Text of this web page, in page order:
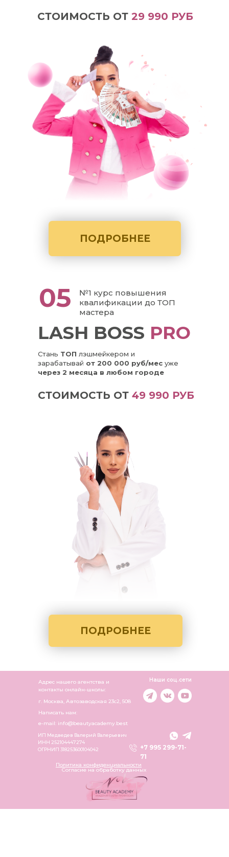
ПОДРОБНЕЕ
СТОИМОСТЬ ОТ 29 990 РУБ
ПОДРОБНЕЕ
LASH BOSS PRO
№1 курс повышения
квалификации до ТОП
мастера
СТОИМОСТЬ ОТ 49 990 РУБ
05
Стань ТОП лэшмейкером и
зарабатывай от 200 000 руб/мес уже
через 2 месяца в любом городе
Адрес нашего агентства и
контакты онлайн-школы:
г. Москва, Автозаводская 23c2, 508
Написать нам:
e-mail: info@beautyacademy.best
Политика конфиденциальности
Согласие на обработку данных
ИП Медведев Валерий Валерьевич
ИНН 252104447274
ОГРНИП 318253600104042
Наши соц.сети
+7 995 299-71-
71